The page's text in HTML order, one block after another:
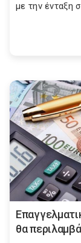
με την ένταξη
θα